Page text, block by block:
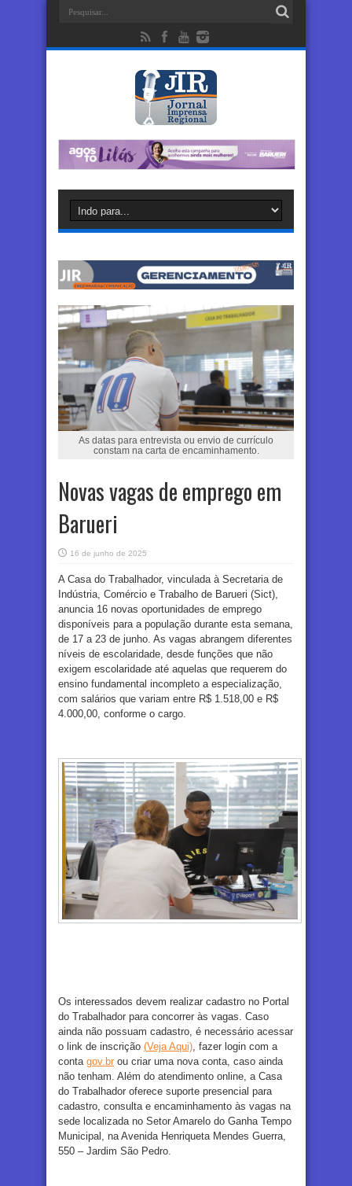
As datas para entrevista ou envio de currículo
constam na carta de encaminhamento.
Novas vagas de emprego em
Barueri
16 de junho de 2025
A Casa do Trabalhador, vinculada à Secretaria de
Indústria, Comércio e Trabalho de Barueri (Sict),
anuncia 16 novas oportunidades de emprego
disponíveis para a população durante esta semana,
de 17 a 23 de junho. As vagas abrangem diferentes
níveis de escolaridade, desde funções que não
exigem escolaridade até aquelas que requerem do
ensino fundamental incompleto a especialização,
com salários que variam entre R$ 1.518,00 e R$
4.000,00, conforme o cargo.
Os interessados devem realizar cadastro no Portal
do Trabalhador para concorrer às vagas. Caso
ainda não possuam cadastro, é necessário acessar
o link de inscrição (Veja Aqui) , fazer login com a
conta gov.br ou criar uma nova conta, caso ainda
não tenham. Além do atendimento online, a Casa
do Trabalhador oferece suporte presencial para
cadastro, consulta e encaminhamento às vagas na
sede localizada no Setor Amarelo do Ganha Tempo
Municipal, na Avenida Henriqueta Mendes Guerra,
550 – Jardim São Pedro.